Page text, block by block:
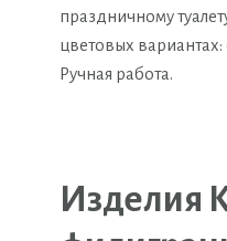
праздничному
цветовых
Ручная работа.
Изделия